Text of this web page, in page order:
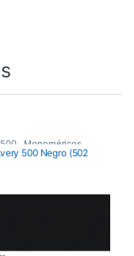
500 Monoméricos
Corte
500 Negro (502